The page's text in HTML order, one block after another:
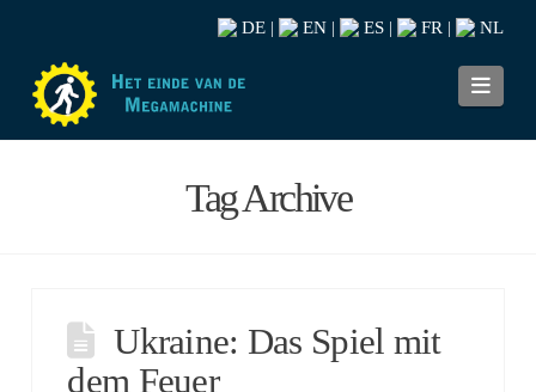
DE EN ES FR NL
Tag Archive
Ukraine: Das Spiel mit
dem Feuer